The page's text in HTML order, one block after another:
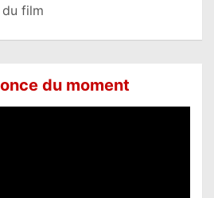
film
du moment